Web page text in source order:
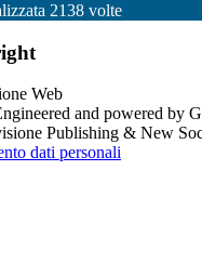
2138 volte
and powered by
Publishing & New
dati personali